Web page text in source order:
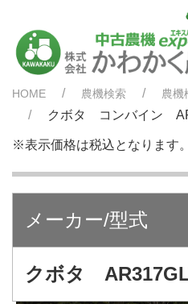
HOME 農機検索 農機
クボタ コンバイン
※表示価格は税込となります。
メーカー/型式
クボタ